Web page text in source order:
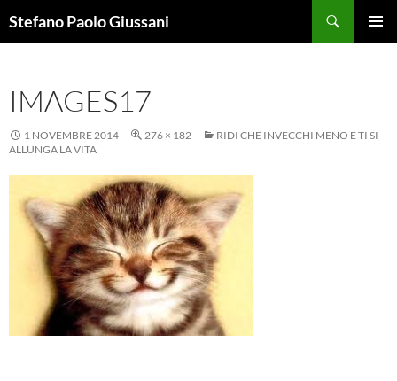
alStefano Paolo Giussani
IMAGES17
1 NOVEMBRE 2014 276 × 182
RIDI CHE INVECCHI MENO E TI SI
ALLUNGA LA VITA